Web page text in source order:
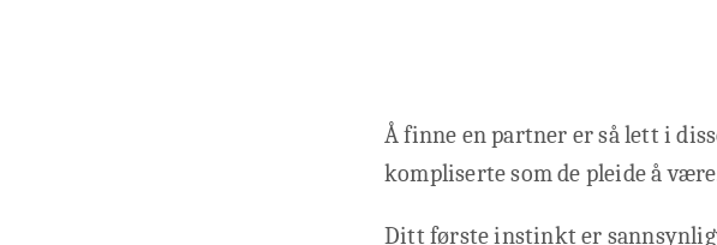
Å finne en partner er så lett i
kompliserte som de pleide å
Ditt første instinkt er